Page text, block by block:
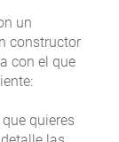
un
constructor
con el que
quieres